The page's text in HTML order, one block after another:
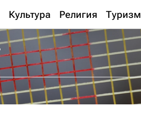
Культура Религия Туризм